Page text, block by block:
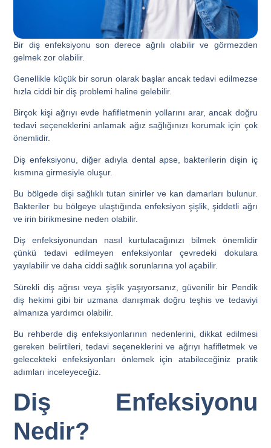
Bir diş enfeksiyonu son derece ağrılı olabilir ve görmezden
gelmek zor olabilir.
Genellikle küçük bir sorun olarak başlar ancak tedavi edilmezse
hızla ciddi bir diş problemi haline gelebilir.
Birçok kişi ağrıyı evde hafifletmenin yollarını arar, ancak doğru
tedavi seçeneklerini anlamak ağız sağlığınızı korumak için çok
önemlidir.
Diş enfeksiyonu, diğer adıyla dental apse, bakterilerin dişin iç
kısmına girmesiyle oluşur.
Bu bölgede dişi sağlıklı tutan sinirler ve kan damarları bulunur.
Bakteriler bu bölgeye ulaştığında enfeksiyon şişlik, şiddetli ağrı
ve irin birikmesine neden olabilir.
Diş enfeksiyonundan nasıl kurtulacağınızı bilmek önemlidir
çünkü tedavi edilmeyen enfeksiyonlar çevredeki dokulara
yayılabilir ve daha ciddi sağlık sorunlarına yol açabilir.
Sürekli diş ağrısı veya şişlik yaşıyorsanız, güvenilir bir Pendik
diş hekimi gibi bir uzmana danışmak doğru teşhis ve tedaviyi
almanıza yardımcı olabilir.
Bu rehberde diş enfeksiyonlarının nedenlerini, dikkat edilmesi
gereken belirtileri, tedavi seçeneklerini ve ağrıyı hafifletmek ve
gelecekteki enfeksiyonları önlemek için atabileceğiniz pratik
adımları inceleyeceğiz.
Diş Enfeksiyonu
Nedir?